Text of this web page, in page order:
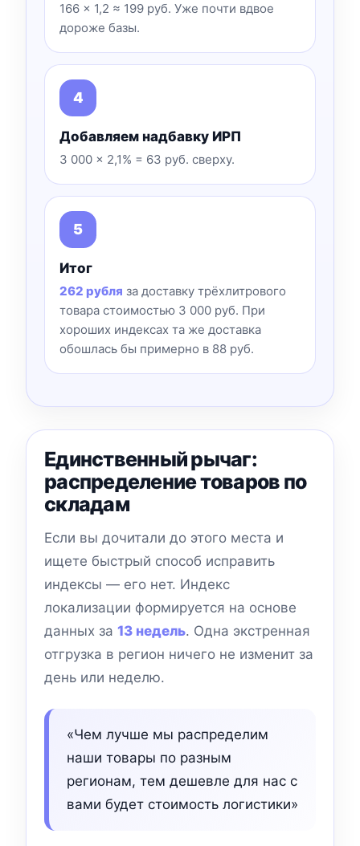
166 × 1,2 ≈ 199 руб. Уже почти вдвое
дороже базы.
Добавляем надбавку ИРП
3 000 × 2,1% = 63 руб. сверху.
Итог
262 рубля за доставку трёхлитрового
товара стоимостью 3 000 руб. При
хороших индексах та же доставка
обошлась бы примерно в 88 руб.
Единственный рычаг:
распределение товаров по
складам
Если вы дочитали до этого места и
ищете быстрый способ исправить
индексы — его нет. Индекс
локализации формируется на основе
данных за 13 недель. Одна экстренная
отгрузка в регион ничего не изменит за
день или неделю.
«Чем лучше мы распределим
наши товары по разным
регионам, тем дешевле для нас с
вами будет стоимость логистики»